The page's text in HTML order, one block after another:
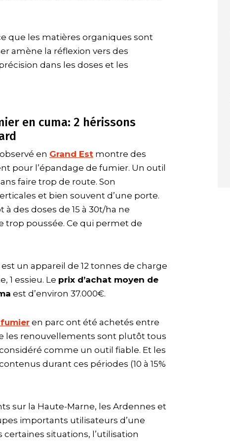
que les matières organiques sont
amène la réflexion vers des
dans les doses et les
en cuma: 2 hérissons
en Grand Est montre des
pour l’épandage de fumier. Un outil
faire trop de route. Son
et bien souvent d’une porte.
des doses de 15 à 30t/ha ne
poussée. Ce qui permet de
un appareil de 12 tonnes de charge
1 essieu. Le prix d’achat moyen de
est d’environ 37.000€.
en parc ont été achetés entre
les renouvellements sont plutôt tous
comme un outil fiable. Et les
durant ces périodes (10 à 15%
sur la Haute-Marne, les Ardennes et
importants utilisateurs d’une
situations, l’utilisation